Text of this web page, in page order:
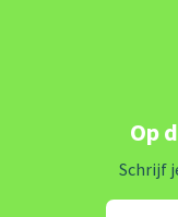
Op
Schrijf